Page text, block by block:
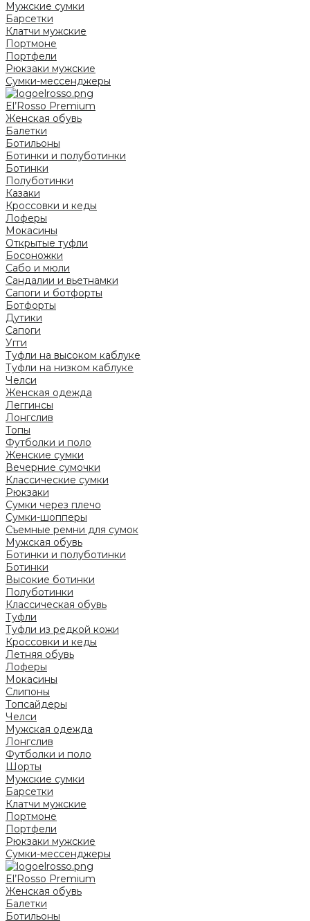
Мужские сумки
Барсетки
Клатчи мужские
Портмоне
Портфели
Рюкзаки мужские
Сумки-мессенджеры
El’Rosso Premium
Женская обувь
Балетки
Ботильоны
Ботинки и полуботинки
Ботинки
Полуботинки
Казаки
Кроссовки и кеды
Лоферы
Мокасины
Открытые туфли
Босоножки
Сабо и мюли
Сандалии и вьетнамки
Сапоги и ботфорты
Ботфорты
Дутики
Сапоги
Угги
Туфли на высоком каблуке
Туфли на низком каблуке
Челси
Женская одежда
Леггинсы
Лонгслив
Топы
Футболки и поло
Женские сумки
Вечерние сумочки
Классические сумки
Рюкзаки
Сумки через плечо
Сумки-шопперы
Съемные ремни для сумок
Мужская обувь
Ботинки и полуботинки
Ботинки
Высокие ботинки
Полуботинки
Классическая обувь
Туфли
Туфли из редкой кожи
Кроссовки и кеды
Летняя обувь
Лоферы
Мокасины
Слипоны
Топсайдеры
Челси
Мужская одежда
Лонгслив
Футболки и поло
Шорты
Мужские сумки
Барсетки
Клатчи мужские
Портмоне
Портфели
Рюкзаки мужские
Сумки-мессенджеры
El’Rosso Premium
Женская обувь
Балетки
Ботильоны